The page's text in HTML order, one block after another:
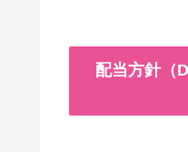
配当方針（